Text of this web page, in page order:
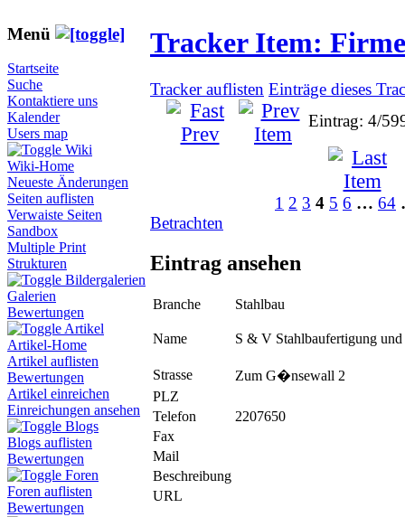
Menü
Startseite
Suche
Kontaktiere uns
Kalender
Users map
Wiki
Wiki-Home
Neueste Änderungen
Seiten auflisten
Verwaiste Seiten
Sandbox
Multiple Print
Strukturen
Bildergalerien
Galerien
Bewertungen
Artikel
Artikel-Home
Artikel auflisten
Bewertungen
Artikel einreichen
Einreichungen ansehen
Blogs
Blogs auflisten
Bewertungen
Foren
Foren auflisten
Bewertungen
Tracker Item:
Tracker auflisten Einträge dieses
Eintrag: 4/
1 2 3 4 5 6 … 64
Betrachten
Eintrag ansehen
Branche Stahlbau
Name S & V Stahlbaufertigung
Strasse
Zum G�nsewall 2
PLZ
Telefon
2207650
Fax
Mail
Beschreibung
URL